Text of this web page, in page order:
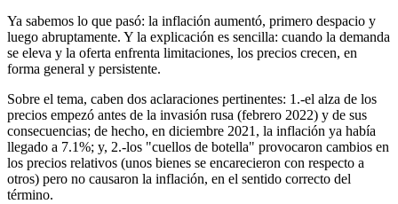
Ya sabemos lo que pasó: la inflación aumentó, primero despacio y
luego abruptamente. Y la explicación es sencilla: cuando la demanda
se eleva y la oferta enfrenta limitaciones, los precios crecen, en
forma general y persistente.
Sobre el tema, caben dos aclaraciones pertinentes: 1.-el alza de los
precios empezó antes de la invasión rusa (febrero 2022) y de sus
consecuencias; de hecho, en diciembre 2021, la inflación ya había
llegado a 7.1%; y, 2.-los "cuellos de botella" provocaron cambios en
los precios relativos (unos bienes se encarecieron con respecto a
otros) pero no causaron la inflación, en el sentido correcto del
término.